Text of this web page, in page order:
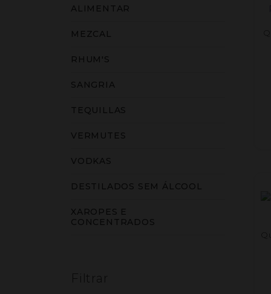
ALIMENTAR
MEZCAL
RHUM'S
SANGRIA
TEQUILLAS
VERMUTES
VODKAS
DESTILADOS SEM ÁLCOOL
XAROPES E
CONCENTRADOS
Filtrar